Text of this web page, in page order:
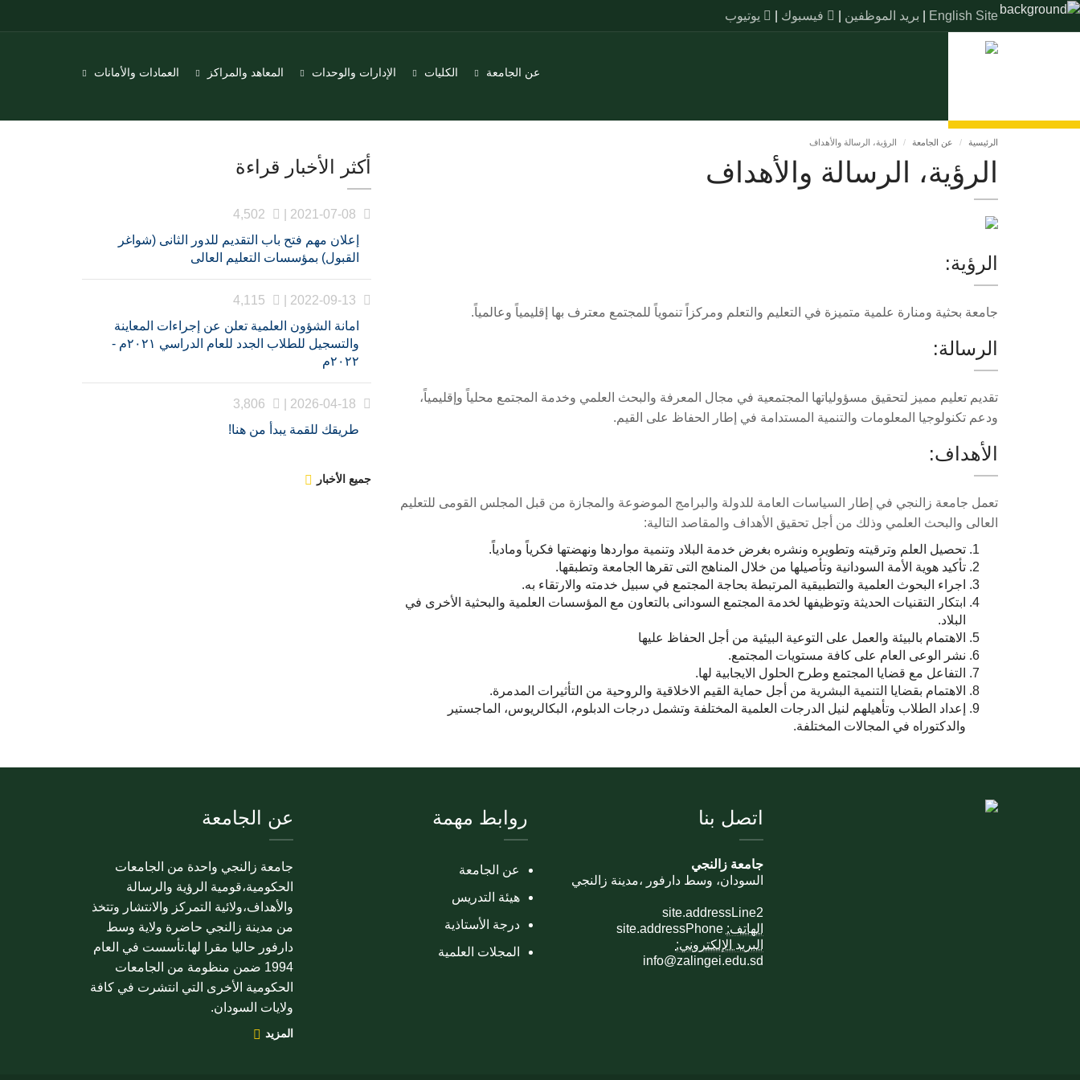
English Site بريد الموظفين فيسبوك يوتيوب
عن الجامعة الكليات الإدارات والوحدات المعاهد والمراكز العمادات والأمانات
الرئيسية عن الجامعة الرؤية، الرسالة والأهداف
الرؤية، الرسالة والأهداف
الرؤية:
جامعة بحثية ومنارة علمية متميزة في التعليم والتعلم ومركزاً تنموياً للمجتمع معترف بها إقليمياً وعالمياً.
الرسالة:
تقديم تعليم مميز لتحقيق مسؤولياتها المجتمعية في مجال المعرفة والبحث العلمي وخدمة المجتمع محلياً وإقليمياً،
ودعم تكنولوجيا المعلومات والتنمية المستدامة في إطار الحفاظ على القيم.
الأهداف:
تعمل جامعة زالنجي في إطار السياسات العامة للدولة والبرامج الموضوعة والمجازة من قبل المجلس القومى للتعليم
العالى والبحث العلمي وذلك من أجل تحقيق الأهداف والمقاصد التالية:
تحصيل العلم وترقيته وتطويره ونشره بغرض خدمة البلاد وتنمية مواردها ونهضتها فكرياً ومادياً.
تأكيد هوية الأمة السودانية وتأصيلها من خلال المناهج التى تقرها الجامعة وتطبقها.
اجراء البحوث العلمية والتطبيقية المرتبطة بحاجة المجتمع في سبيل خدمته والارتقاء به.
ابتكار التقنيات الحديثة وتوظيفها لخدمة المجتمع السودانى بالتعاون مع المؤسسات العلمية والبحثية الأخرى في
البلاد.
الاهتمام بالبيئة والعمل على التوعية البيئية من أجل الحفاظ عليها
نشر الوعى العام على كافة مستويات المجتمع.
التفاعل مع قضايا المجتمع وطرح الحلول الايجابية لها.
الاهتمام بقضايا التنمية البشرية من أجل حماية القيم الاخلاقية والروحية من التأثيرات المدمرة.
إعداد الطلاب وتأهيلهم لنيل الدرجات العلمية المختلفة وتشمل درجات الدبلوم، البكالريوس، الماجستير
والدكتوراه في المجالات المختلفة.
أكثر الأخبار قراءة
إعلان مهم فتح باب التقديم للدور الثانى (شواغر
القبول) بمؤسسات التعليم العالى
امانة الشؤون العلمية تعلن عن إجراءات المعاينة
والتسجيل للطلاب الجدد للعام الدراسي ٢٠٢١م -
٢٠٢٢م
طريقك للقمة يبدأ من هنا!
جميع الأخبار
اتصل بنا
جامعة زالنجي
السودان، وسط دارفور ،مدينة زالنجي
site.addressLine2
الهاتف: site.addressPhone
البريد الإلكتروني:
info@zalingei.edu.sd
روابط مهمة
عن الجامعة
هيئة التدريس
درجة الأستاذية
المجلات العلمية
عن الجامعة
جامعة زالنجي واحدة من الجامعات
الحكومية،قومية الرؤية والرسالة
والأهداف،ولائية التمركز والانتشار وتتخذ
من مدينة زالنجي حاضرة ولاية وسط
دارفور حاليا مقرا لها.تأسست في العام
1994 ضمن منظومة من الجامعات
الحكومية الأخرى التي انتشرت في كافة
ولايات السودان.
المزيد